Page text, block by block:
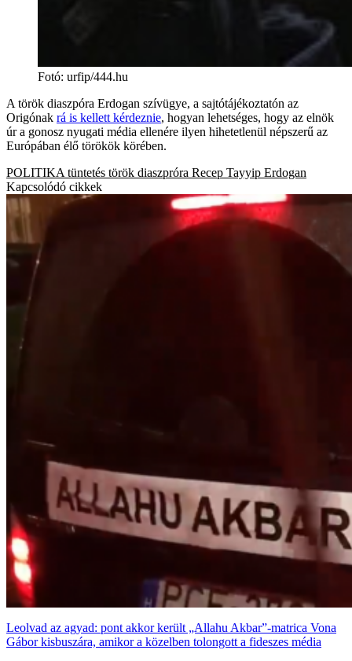
Fotó: urfip/444.hu
A török diaszpóra Erdogan szívügye, a sajtótájékoztatón az
Origónak rá is kellett kérdeznie, hogyan lehetséges, hogy az elnök
úr a gonosz nyugati média ellenére ilyen hihetetlenül népszerű az
Európában élő törökök körében.
POLITIKA tüntetés török diaszpróra Recep Tayyip Erdogan
Kapcsolódó cikkek
Leolvad az agyad: pont akkor került „Allahu Akbar”-matrica Vona
Gábor kisbuszára, amikor a közelben tolongott a fideszes média